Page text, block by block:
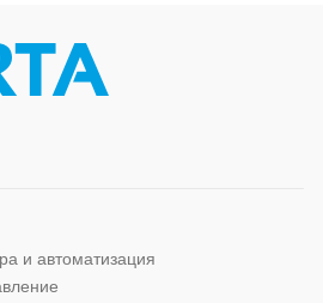
и автоматизация